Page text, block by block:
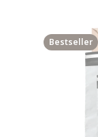
Bestseller